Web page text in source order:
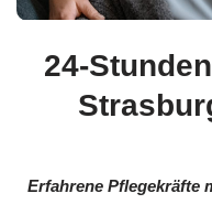
24-
Erfahrene Pflegekräfte